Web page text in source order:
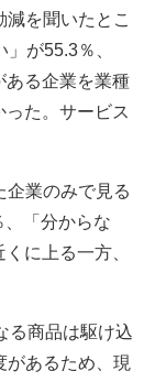
を聞いたとこ
が55.3％、
ある企業を業種
た。サービス
業のみで見る
、「分からな
に上る一方、
る商品は駆け込
があるため、現